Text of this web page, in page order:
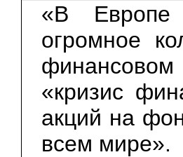
«В Европе
огромное
финансовом
«кризис
акций на
всем мире».